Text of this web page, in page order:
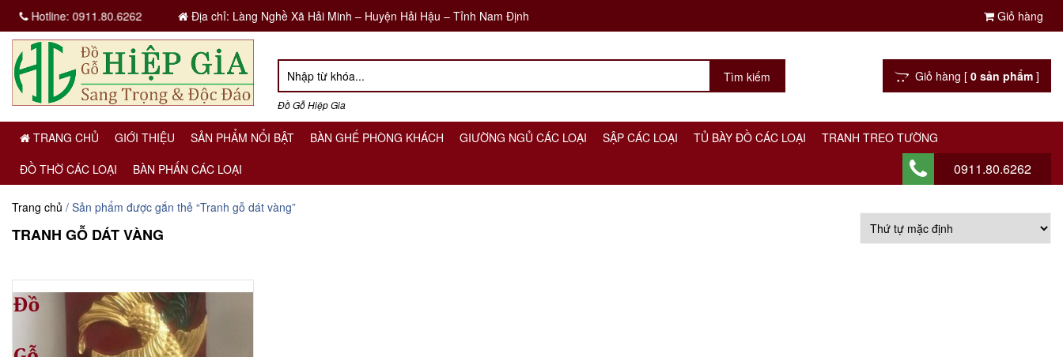
Hotline: 0911.80.6262 Địa chỉ: Làng Nghề Xã Hải Minh – Huyện Hải Hậu – Tỉnh Nam Định Giỏ hàng
Đồ Gỗ Hiệp Gia
Giỏ hàng [ 0 sản phẩm ]
TRANG CHỦ GIỚI THIỆU SẢN PHẨM NỔI BẬT BÀN GHẾ PHÒNG KHÁCH GIƯỜNG NGỦ CÁC LOẠI SẬP CÁC LOẠI TỦ BÀY ĐỒ CÁC LOẠI
TRANH TREO TƯỜNG
ĐỒ THỜ CÁC LOẠI
BÀN PHẤN CÁC LOẠI 0911.80.6262
Trang chủ / Sản phẩm được gắn thẻ “Tranh gỗ dát vàng”
TRANH GỖ DÁT VÀNG